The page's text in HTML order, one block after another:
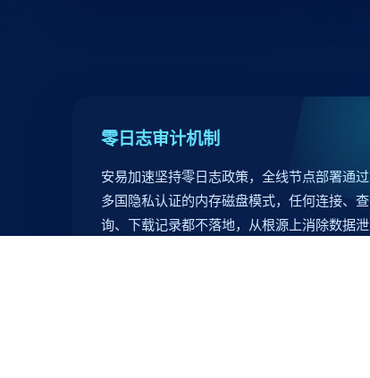
零日志审计机制
安易加速坚持零日志政策，全线节点部署通过
多国隐私认证的内存磁盘模式，任何连接、查
询、下载记录都不落地，从根源上消除数据泄